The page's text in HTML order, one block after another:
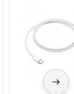
rápido
USB-